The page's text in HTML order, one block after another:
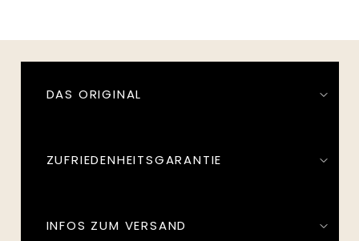
DAS ORIGINAL
ZUFRIEDENHEITSGARANTIE
INFOS ZUM VERSAND